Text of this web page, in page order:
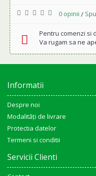
0 opinii /
Pentru comenzi si
Va rugam sa ne
Informatii
Despre noi
Modalități de livrare
Protectia datelor
Termeni si conditii
Servicii Clienti